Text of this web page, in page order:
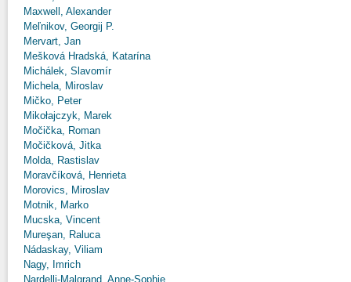
Maxwell, Alexander
Meľnikov, Georgij P.
Mervart, Jan
Mešková Hradská, Katarína
Michálek, Slavomír
Michela, Miroslav
Mičko, Peter
Mikołajczyk, Marek
Močička, Roman
Močičková, Jitka
Molda, Rastislav
Moravčíková, Henrieta
Morovics, Miroslav
Motnik, Marko
Mucska, Vincent
Mureşan, Raluca
Nádaskay, Viliam
Nagy, Imrich
Nardelli-Malgrand, Anne-Sophie